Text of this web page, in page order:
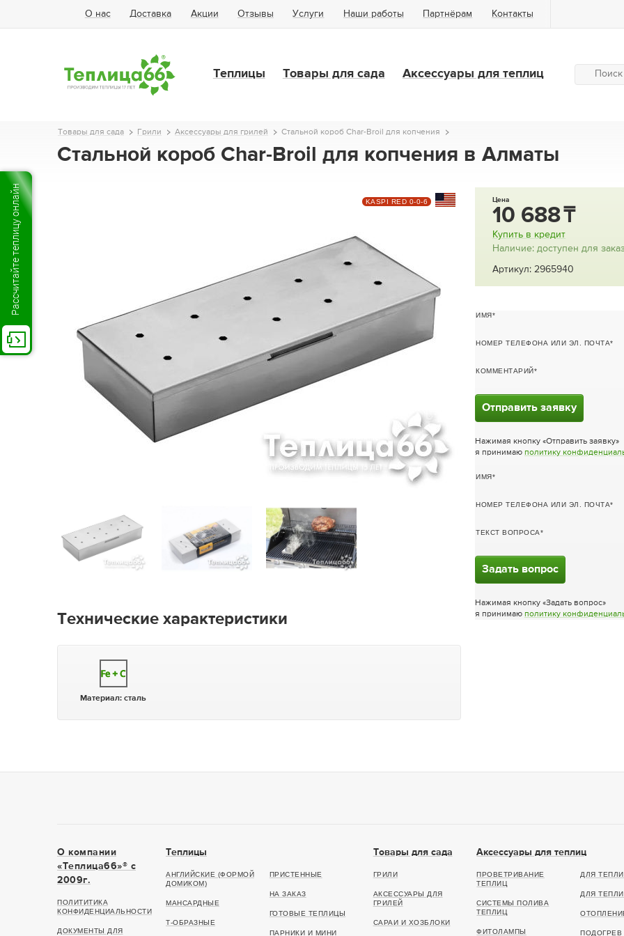
О нас Доставка Акции Отзывы Услуги Наши работы Партнёрам Контакты
Теплицы Товары для сада Аксессуары для теплиц
Товары для сада Грили Аксессуары для грилей Стальной короб Char-Broil для копчения
Стальной короб Char-Broil для копчения в Алматы
KASPI RED 0-0-6
Технические характеристики
Материал:сталь
Цена
10 688
Купить в кредит
Наличие: доступен для
Артикул: 2965940
ИМЯ
НОМЕР ТЕЛЕФОНА ИЛИ ЭЛ. ПОЧТА
КОММЕНТАРИЙ
Отправить заявку
Нажимая кнопку «Отправить заявку»
я принимаю политику
ИМЯ
НОМЕР ТЕЛЕФОНА ИЛИ ЭЛ. ПОЧТА
ТЕКСТ ВОПРОСА
Задать вопрос
Нажимая кнопку «Задать вопрос»
я принимаю политику
О компании
«Теплица66»® c
2009г.
ПОЛИТИТИКА
КОНФИДЕНЦИАЛЬНОСТИ
ДОКУМЕНТЫ ДЛЯ
Теплицы
АНГЛИЙСКИЕ (ФОРМОЙ
ДОМИКОМ)
МАНСАРДНЫЕ
Т-ОБРАЗНЫЕ
ПРИСТЕННЫЕ
НА ЗАКАЗ
ГОТОВЫЕ ТЕПЛИЦЫ
ПАРНИКИ И МИНИ
Товары для сада
ГРИЛИ
АКСЕССУАРЫ ДЛЯ
ГРИЛЕЙ
САРАИ И ХОЗБЛОКИ
Аксессуары для теплиц
ПРОВЕТРИВАНИЕ
ТЕПЛИЦ
СИСТЕМЫ ПОЛИВА
ТЕПЛИЦ
ФИТОЛАМПЫ
ДЛЯ
ДЛЯ
ПОДОГРЕВ
Рассчитайте теплицу онлайн